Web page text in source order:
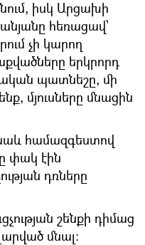
իսկ Արցախի
հեռացավ՝
չի կարող
երկրորդ
պատնեշը, մի
մյուսները մնացին
համազգեստով
փակ էին
դռները
շենքի դիմաց
մնալ։